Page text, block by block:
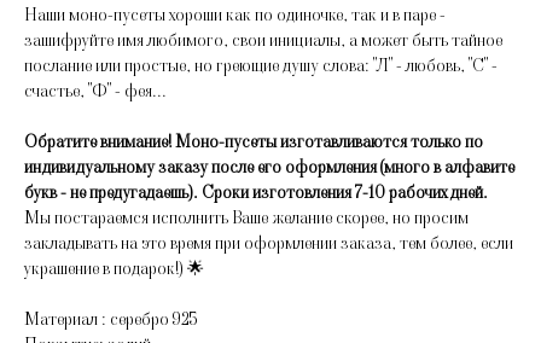
Наши моно-пусеты хороши как по одиночке, так и в паре -
зашифруйте имя любимого, свои инициалы, а может быть тайное
послание или простые, но греющие душу слова: "Л" - любовь, "С" -
счастье, "Ф" - фея...
Обратите внимание! Моно-пусеты изготавливаются только по
индивидуальному заказу после его оформления (много в алфавите
букв - не предугадаешь). Сроки изготовления 7-10 рабочих дней.
Мы постараемся исполнить Ваше желание скорее, но просим
закладывать на это время при оформлении заказа, тем более, если
украшение в подарок!) 🌟
Материал : серебро 925